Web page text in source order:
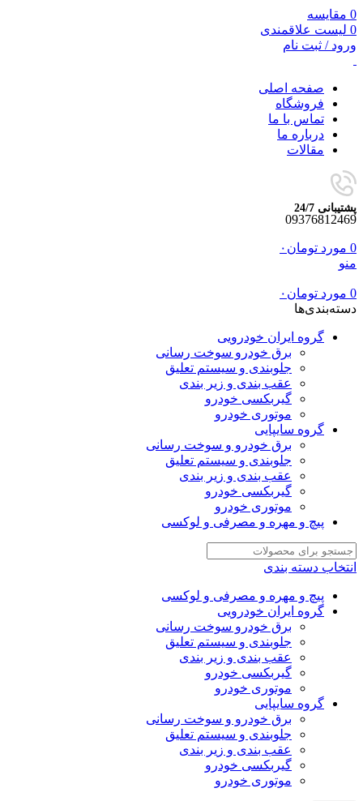
0 مقایسه
0 لیست علاقمندی
ورود / ثبت نام
صفحه اصلی
فروشگاه
تماس با ما
درباره ما
مقالات
پشتیبانی 24/7
09376812469
0 مورد تومان ۰
منو
0 مورد تومان ۰
دسته‌بندی‌ها
گروه ایران خودرویی
برق خودرو سوخت رسانی
جلوبندی و سیستم تعلیق
عقب بندی و زیر بندی
گیربکسی خودرو
موتوری خودرو
گروه سایپایی
برق خودرو و سوخت رسانی
جلوبندی و سیستم تعلیق
عقب بندی و زیر بندی
گیربکسی خودرو
موتوری خودرو
پیچ و مهره و مصرفی و لوکسی
انتخاب دسته بندی
پیچ و مهره و مصرفی و لوکسی
گروه ایران خودرویی
برق خودرو سوخت رسانی
جلوبندی و سیستم تعلیق
عقب بندی و زیر بندی
گیربکسی خودرو
موتوری خودرو
گروه سایپایی
برق خودرو و سوخت رسانی
جلوبندی و سیستم تعلیق
عقب بندی و زیر بندی
گیربکسی خودرو
موتوری خودرو